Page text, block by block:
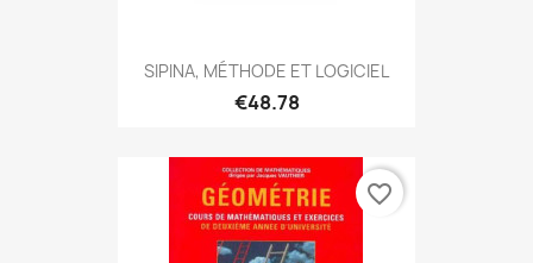
SIPINA, MÉTHODE ET LOGICIEL
€48.78
favorite_border